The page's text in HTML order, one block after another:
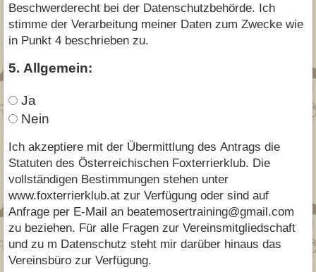
Beschwerderecht bei der Datenschutzbehörde. Ich
stimme der Verarbeitung meiner Daten zum Zwecke wie
in Punkt 4 beschrieben zu.
5. Allgemein:
Ja
Nein
Ich akzeptiere mit der Übermittlung des Antrags die
Statuten des Österreichischen Foxterrierklub. Die
vollständigen Bestimmungen stehen unter
www.foxterrierklub.at zur Verfügung oder sind auf
Anfrage per E-Mail an beatemosertraining@gmail.com
zu beziehen. Für alle Fragen zur Vereinsmitgliedschaft
und zu m Datenschutz steht mir darüber hinaus das
Vereinsbüro zur Verfügung.